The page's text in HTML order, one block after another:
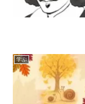
学ぶ